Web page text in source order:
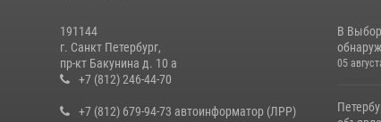
191144
г. Санкт Петербург,
пр-кт Бакунина д. 10 а
+7 (812) 246-44-70
+7 (812) 679-94-73 автоинформатор (ЛРР)
В
05